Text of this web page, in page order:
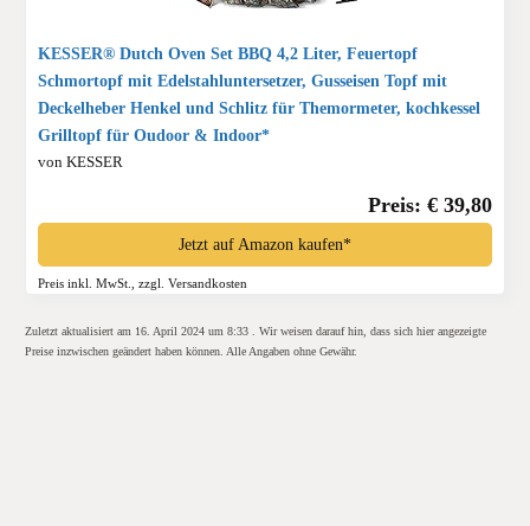
KESSER® Dutch Oven Set BBQ 4,2 Liter, Feuertopf
Schmortopf mit Edelstahluntersetzer, Gusseisen Topf mit
Deckelheber Henkel und Schlitz für Themormeter, kochkessel
Grilltopf für Oudoor & Indoor*
von KESSER
Preis: € 39,80
Jetzt auf Amazon kaufen*
Preis inkl. MwSt., zzgl. Versandkosten
Zuletzt aktualisiert am 16. April 2024 um 8:33 . Wir weisen darauf hin, dass sich hier angezeigte
Preise inzwischen geändert haben können. Alle Angaben ohne Gewähr.